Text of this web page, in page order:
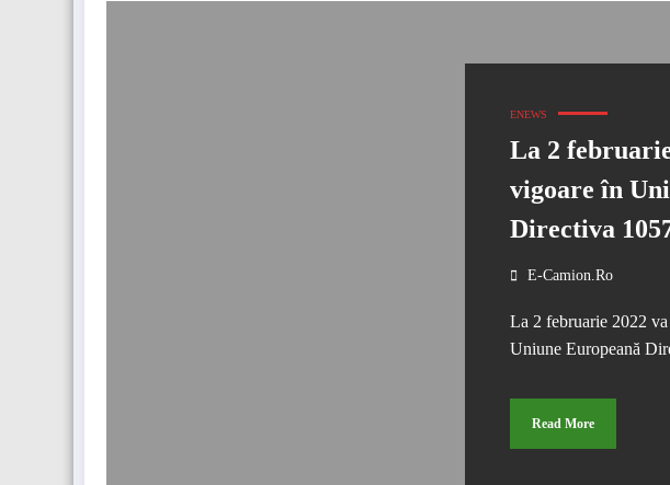
ENEWS
La 2
vigoare în
Directiva
detașarea
E-Camion.ro
La 2 februarie 2022
Uniune Europeană
Read More